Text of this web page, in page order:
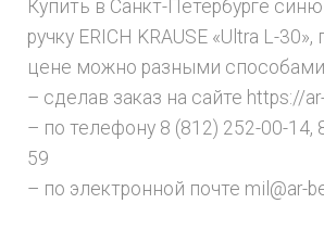
Купить в Санкт-Петербурге
ручку ERICH KRAUSE «Ultra L-
цене можно разными
– сделав заказ на сайте https://
– по телефону 8 (812) 252-00-14,
59
– по электронной почте mil@ar-